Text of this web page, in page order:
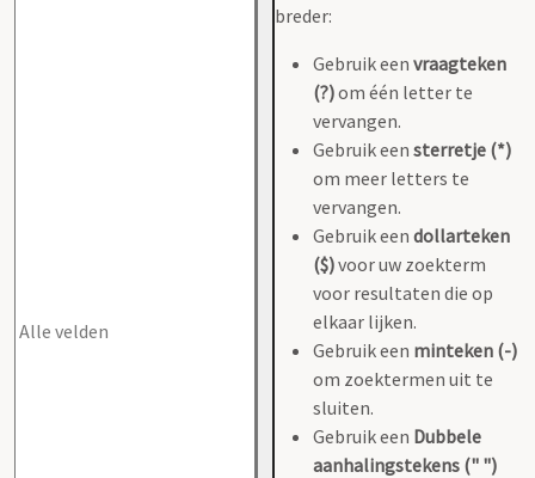
breder:
Gebruik een vraagteken
(?)om één letter te
vervangen.
Gebruik een sterretje (*)
om meer letters te
vervangen.
Gebruik een dollarteken
($)voor uw zoekterm
voor resultaten die op
elkaar lijken.
Gebruik een minteken (-)
om zoektermen uit te
sluiten.
Gebruik een Dubbele
aanhalingstekens (" ")